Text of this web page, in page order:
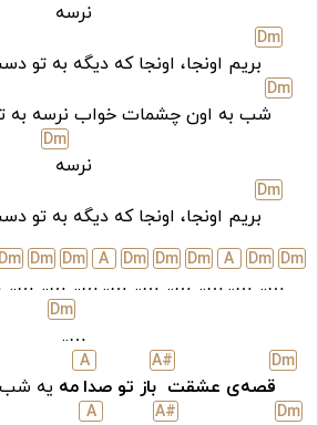
نرسه
Dm
بریم اونجا، اونجا که دیگه به تو
Dm
شب به اون چشمات خواب نرسه به
نرسه
Dm
Dm
بریم اونجا، اونجا که دیگه به تو
Dm
…..
Dm
…..
A
…..
Dm
…..
Dm
…..
Dm
…..
A
…..
Dm
…..
Dm
…..
Dm
…..
Dm
Dm
قصه‌ی عشقت
A#
باز تو صدا
A
مه یه شب
Dm
A#
A